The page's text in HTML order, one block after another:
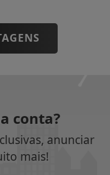
conta?
anunciar
mais!